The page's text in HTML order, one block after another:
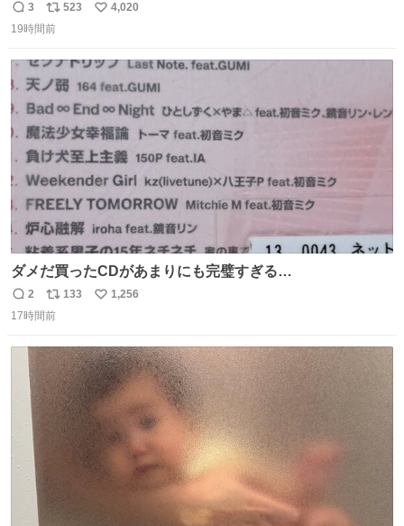
まうことから、なるべく歪みがない状態で観察しやすいよ
うにこのような形で保存していると前に科博の先生から教
返
信
3
リ
ポ
ト
数
523
い
数
4,020
19時間前
ダメだ買ったCDがあまりにも完璧すぎる…
返
信
2
リ
ポ
ト
数
133
い
数
1,256
17時間前